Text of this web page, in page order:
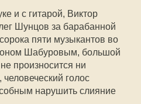
и с гитарой, Виктор
Шунцов за барабанной
пяти музыкантов во
Шабуровым, большой
произносится ни
голос
нарушить слияние